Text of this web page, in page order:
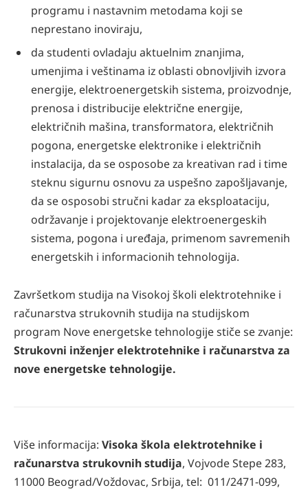
programu i nastavnim metodama koji se
neprestano inoviraju,
da studenti ovladaju aktuelnim znanjima,
umenjima i veštinama iz oblasti obnovljivih izvora
energije, elektroenergetskih sistema, proizvodnje,
prenosa i distribucije električne energije,
električnih mašina, transformatora, električnih
pogona, energetske elektronike i električnih
instalacija, da se osposobe za kreativan rad i time
steknu sigurnu osnovu za uspešno zapošljavanje,
da se osposobi stručni kadar za eksploataciju,
održavanje i projektovanje elektroenergeskih
sistema, pogona i uređaja, primenom savremenih
energetskih i informacionih tehnologija.
Završetkom studija na Visokoj školi elektrotehnike i
računarstva strukovnih studija na studijskom
program Nove energetske tehnologije stiče se zvanje:
Strukovni inženjer elektrotehnike i računarstva za
nove energetske tehnologije.
Više informacija: Visoka škola elektrotehnike i
računarstva strukovnih studija, Vojvode Stepe 283,
11000 Beograd/Voždovac, Srbija, tel: 011/2471-099,